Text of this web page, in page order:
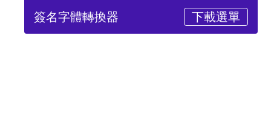
簽名字體轉換器 下載選單